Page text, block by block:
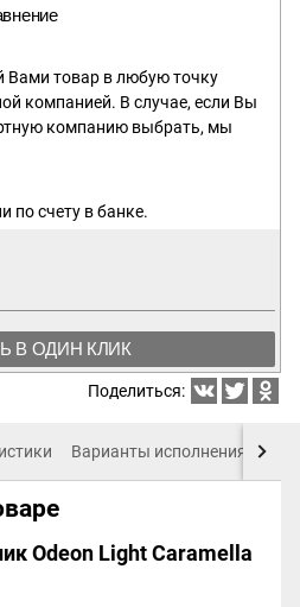
товар в любую точку
компанией. В случае, если Вы
компанию выбрать, мы
по счету в банке.
В ОДИН КЛИК
Поделиться:
Варианты исполнения
Odeon Light Caramella